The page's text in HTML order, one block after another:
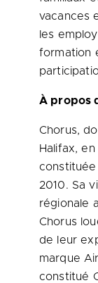
vacances
les
formation
À propos
Chorus,
Halifax, en
2010. Sa
régionale
Chorus
de leur
marque
constitué